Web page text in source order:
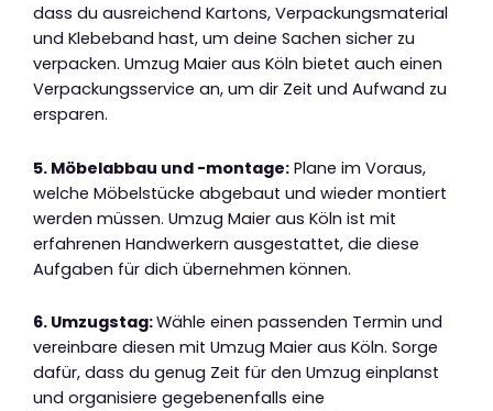
dass du ausreichend Kartons, Verpackungsmaterial
und Klebeband hast, um deine Sachen sicher zu
verpacken. Umzug Maier aus Köln bietet auch einen
Verpackungsservice an, um dir Zeit und Aufwand zu
ersparen.
5. Möbelabbau und -montage: Plane im Voraus,
welche Möbelstücke abgebaut und wieder montiert
werden müssen. Umzug Maier aus Köln ist mit
erfahrenen Handwerkern ausgestattet, die diese
Aufgaben für dich übernehmen können.
6. Umzugstag:Wähle einen passenden Termin und
vereinbare diesen mit Umzug Maier aus Köln. Sorge
dafür, dass du genug Zeit für den Umzug einplanst
und organisiere gegebenenfalls eine